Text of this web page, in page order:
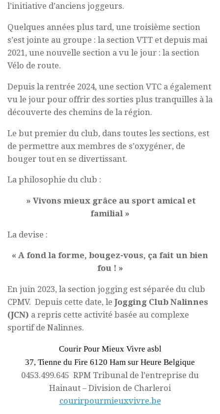
l’initiative d’anciens joggeurs.
Quelques années plus tard, une troisième section
s’est jointe au groupe : la section VTT et depuis mai
2021, une nouvelle section a vu le jour : la section
Vélo de route.
Depuis la rentrée 2024, une section VTC a également
vu le jour pour offrir des sorties plus tranquilles à la
découverte des chemins de la région.
Le but premier du club, dans toutes les sections, est
de permettre aux membres de s’oxygéner, de
bouger tout en se divertissant.
La philosophie du club :
» Vivons mieux grâce au sport amical et
familial »
La devise :
« A fond la forme, bougez-vous, ça fait un bien
fou ! »
En juin 2023, la section jogging est séparée du club
CPMV. Depuis cette date, le Jogging Club Nalinnes
(JCN) a repris cette activité basée au complexe
sportif de Nalinnes.
Courir Pour Mieux Vivre asbl
37, Tienne du Fire 6120 Ham sur Heure Belgique
0453.499.645 RPM Tribunal de l’entreprise du
Hainaut – Division de Charleroi
courirpourmieuxvivre.be